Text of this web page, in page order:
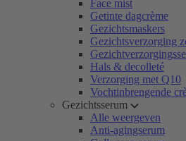
Face mist
Getinte dagcrème
Gezichtsmaskers
Gezichtsverzorging
Hals & decolleté
Verzorging met Q10
Vochtinbrengende
Gezichtsserum
Alle weergeven
Anti-agingserum